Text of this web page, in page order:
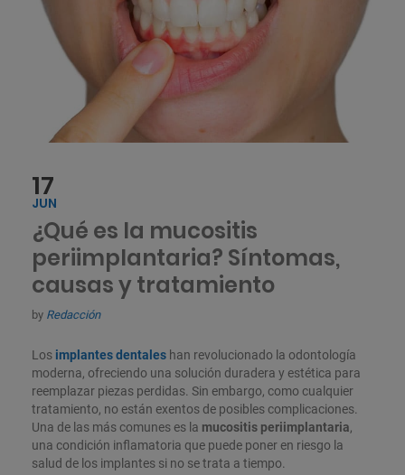
17
JUN
¿Qué es la mucositis
periimplantaria? Síntomas,
causas y tratamiento
by Redacción
Los implantes dentales han revolucionado la odontología
moderna, ofreciendo una solución duradera y estética para
reemplazar piezas perdidas. Sin embargo, como cualquier
tratamiento, no están exentos de posibles complicaciones.
Una de las más comunes es la mucositis periimplantaria,
una condición inflamatoria que puede poner en riesgo la
salud de los implantes si no se trata a tiempo.